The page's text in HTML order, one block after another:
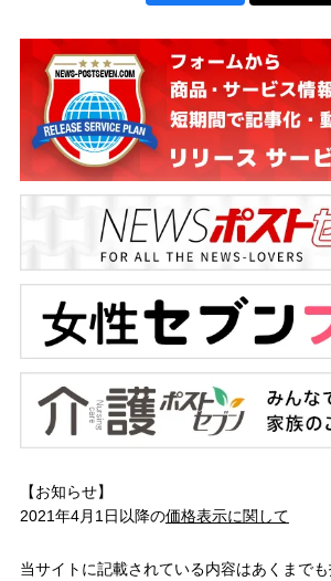
【お知らせ】
2021年4月1日以降の価格表示に関して
当サイトに記載されている内容はあくまで